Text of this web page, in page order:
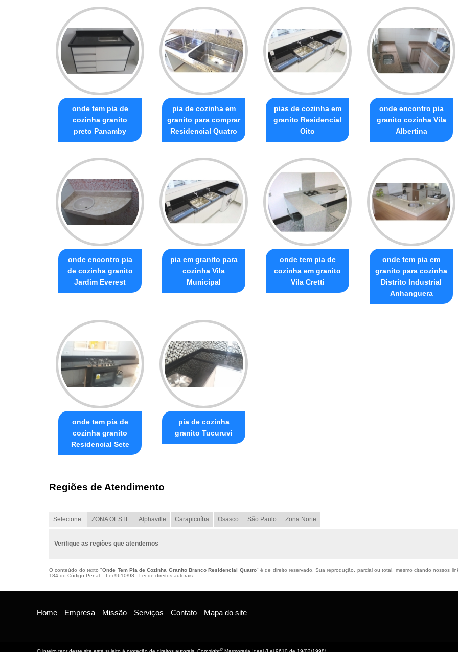
onde tem pia de
cozinha granito
preto Panamby
pia de cozinha em
granito para comprar
Residencial Quatro
pias de cozinha em
granito Residencial
Oito
onde encontro pia
granito cozinha Vila
Albertina
onde encontro pia
de cozinha granito
Jardim Everest
pia em granito para
cozinha Vila
Municipal
onde tem pia de
cozinha em granito
Vila Cretti
onde tem pia em
granito para cozinha
Distrito Industrial
Anhanguera
onde tem pia de
cozinha granito
Residencial Sete
pia de cozinha
granito Tucuruvi
Regiões de Atendimento
Selecione: ZONA OESTE Alphaville Carapicuíba Osasco São Paulo Zona Norte
Verifique as regiões que atendemos
O conteúdo do texto "Onde Tem Pia de Cozinha Granito Branco Residencial Quatro" é de direito reservado. Sua reprodução, parcial ou total, mesmo citando nossos
184 do Código Penal – Lei 9610/98 - Lei de direitos autorais
Home Empresa Missão Serviços Contato Mapa do site
©